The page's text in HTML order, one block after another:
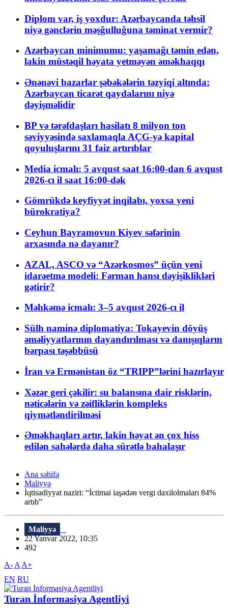
Diplom var, iş yoxdur: Azərbaycanda təhsil
niyə gənclərin məşğulluğuna təminat vermir?
Azərbaycan minimumu: yaşamağı təmin edən,
lakin müstəqil həyata yetməyən əməkhaqqı
Ənənəvi bazarlar şəbəkələrin təzyiqi altında:
Azərbaycan ticarət qaydalarını niyə
dəyişməlidir
BP və tərəfdaşları hasilatı 8 milyon ton
səviyyəsində saxlamaqla AÇG-yə kapital
qoyuluşlarını 31 faiz artırıblar
Media icmalı: 5 avqust saat 16:00-dan 6 avqust
2026-cı il saat 16:00-dək
Gömrükdə keyfiyyət inqilabı, yoxsa yeni
bürokratiya?
Ceyhun Bayramovun Kiyev səfərinin
arxasında nə dayanır?
AZAL, ASCO və “Azərkosmos” üçün yeni
idarəetmə modeli: Fərman hansı dəyişiklikləri
gətirir?
Məhkəmə icmalı: 3–5 avqust 2026-cı il
Sülh naminə diplomatiya: Tokayevin döyüş
əməliyyatlarının dayandırılması və danışıqların
bərpası təşəbbüsü
İran və Ermənistan öz “TRIPP”lərini hazırlayır
Xəzər geri çəkilir: su balansına dair risklərin,
nəticələrin və zəifliklərin kompleks
qiymətləndirilməsi
Əməkhaqları artır, lakin həyat ən çox hiss
edilən sahələrdə daha sürətlə bahalaşır
Ana səhifə
Maliyyə
İqtisadiyyat naziri: “İctimai iaşədən vergi daxilolmaları 84%
artıb”
Maliyyə
22 Yanvar 2022, 10:35
492
A- A A+
EN RU
Turan İnformasiya Agentliyi